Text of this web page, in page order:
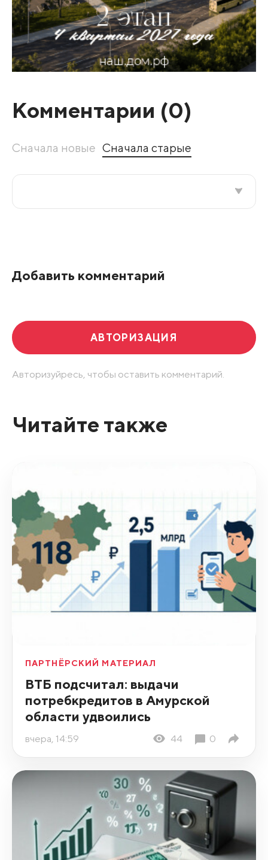
Комментарии (0)
Сначала новые Сначала старые
Добавить комментарий
АВТОРИЗАЦИЯ
Авторизуйресь, чтобы оставить комментарий.
Читайте также
ПАРТНЁРСКИЙ МАТЕРИАЛ
ВТБ подсчитал: выдачи
потребкредитов в Амурской
области удвоились
вчера, 14:59 44 0